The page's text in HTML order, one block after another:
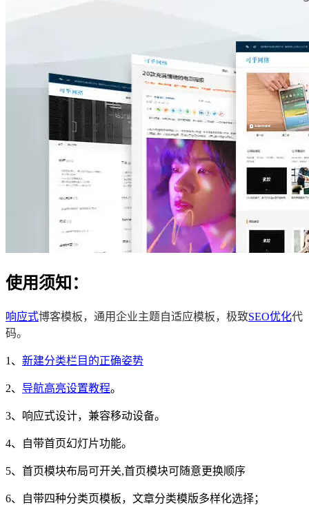
使用须知：
响应式博客模板，通用企业主题自适应模板，极致SEO优化代
码。
1、 新建分类栏目的正确姿势
2、 导航高亮设置教程。
3、响应式设计，兼容移动设备。
4、自带首页幻灯片功能。
5、首页模块布局可开关,首页模块可随意更换顺序
6、自带四种分类页模板，文章分类模版多样化选择；